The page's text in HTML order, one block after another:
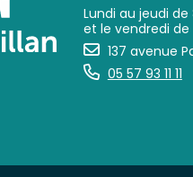
Lundi au jeudi de
et le vendredi de
137 avenue
05 57 93 11 11